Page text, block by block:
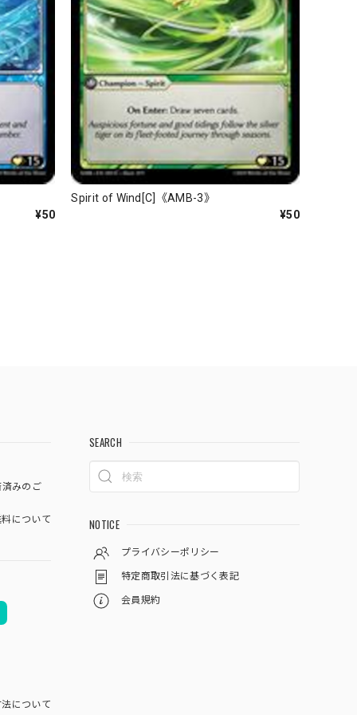
¥50
Spirit of Wind[C]《AMB-3》
¥50
みのご
について
について
SEARCH
NOTICE
プライバシーポリシー
特定商取引法に基づく表記
会員規約